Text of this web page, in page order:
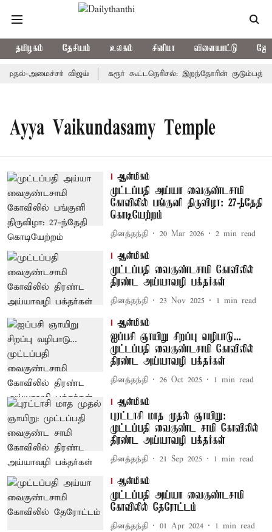
தமிழகம் தேசியம் உலகம் சினிமா விளையாட்டு
முதல்-அமைச்சர் விஜய் கரூர் கூட்டநெரிசல்: இறந்தோரின்
Ayya Vaikundasamy Temple
ஆன்மிகம்
முட்டப்பதி அய்யா வைகுண்டசாமி
கோவிலில் பங்குனி திருவிழா: 27-ந்தேதி
கொடியேற்றம்
தினத்தந்தி 20 Mar 2026 2 min read
ஆன்மிகம்
முட்டப்பதி வைகுண்டசாமி கோவிலில்
திரண்ட அய்யாவழி பக்தர்கள்
தினத்தந்தி 23 Nov 2025 1 min read
ஆன்மிகம்
ஐப்பசி ஞாயிறு சிறப்பு வழிபாடு...
முட்டப்பதி வைகுண்டசாமி கோவிலில்
திரண்ட அய்யாவழி பக்தர்கள்
தினத்தந்தி 26 Oct 2025 1 min read
ஆன்மிகம்
புரட்டாசி மாத முதல் ஞாயிறு:
முட்டப்பதி வைகுண்ட சாமி கோவிலில்
திரண்ட அய்யாவழி பக்தர்கள்
தினத்தந்தி 21 Sep 2025 1 min read
ஆன்மிகம்
முட்டப்பதி அய்யா வைகுண்டசாமி
கோவிலில் தேரோட்டம்
தினத்தந்தி 01 Apr 2024 1 min read